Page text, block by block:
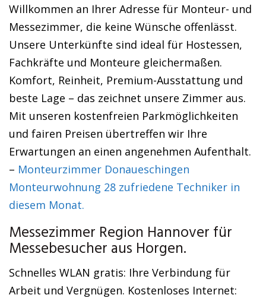
Willkommen an Ihrer Adresse für Monteur- und
Messezimmer, die keine Wünsche offenlässt.
Unsere Unterkünfte sind ideal für Hostessen,
Fachkräfte und Monteure gleichermaßen.
Komfort, Reinheit, Premium-Ausstattung und
beste Lage – das zeichnet unsere Zimmer aus.
Mit unseren kostenfreien Parkmöglichkeiten
und fairen Preisen übertreffen wir Ihre
Erwartungen an einen angenehmen Aufenthalt.
– Monteurzimmer Donaueschingen
Monteurwohnung 28 zufriedene Techniker in
diesem Monat.
Messezimmer Region Hannover für
Messebesucher aus Horgen.
Schnelles WLAN gratis: Ihre Verbindung für
Arbeit und Vergnügen. Kostenloses Internet: